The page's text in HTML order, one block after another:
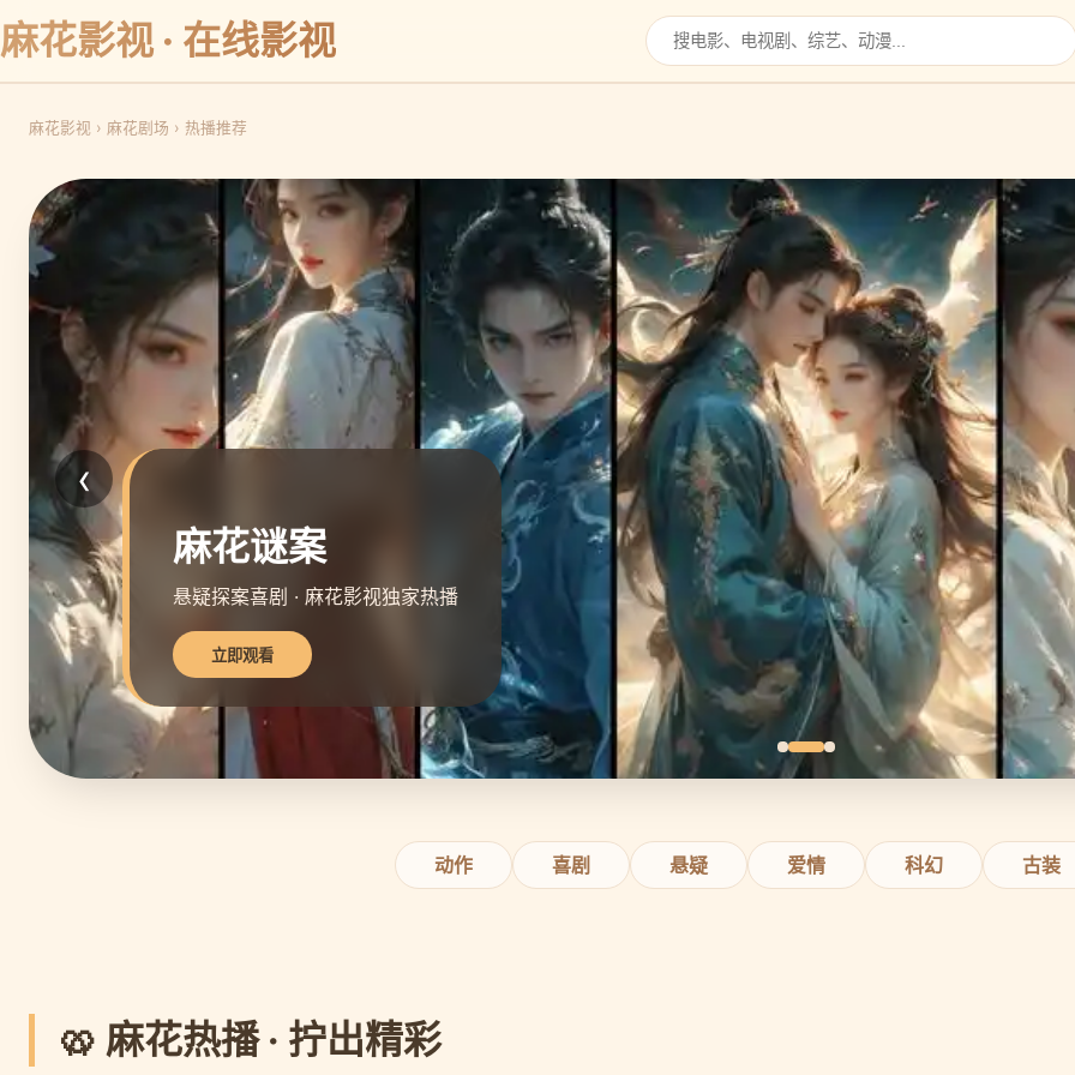
麻花影视 · 在线影视
麻花影视 › 麻花剧场 › 热播推荐
麻花谜案
悬疑探案喜剧 · 麻花影视独家热播
立即观看
‹
动作 喜剧 悬疑 爱情 科幻 古装
🥨 麻花热播 · 拧出精彩